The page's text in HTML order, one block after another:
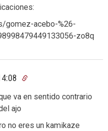
gomez-acebo-%26-
zo8q
va en sentido contrario
ajo
no eres un kamikaze